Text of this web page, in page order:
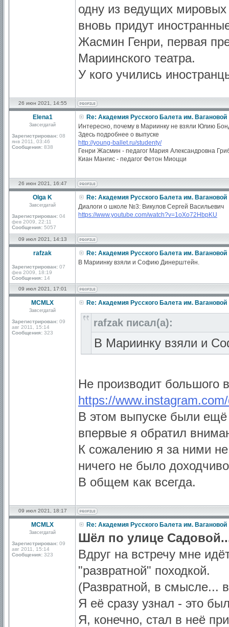
одну из ведущих
вновь придут
Жасмин Генри, первая
Мариинского театра.
У кого учились
26 июн 2021, 14:55
Elena1
Завсегдатай
Зарегистрирован: 08
янв 2011, 03:46
Сообщения: 838
Re: Академия Русского Балета им. Вагановой
Интересно, почему в Мариинку не взяли Юлию
Здесь подробнее о выпуске
http://young-ballet.ru/studenty/
Генри Жасмин - педагог Мария Александровна
Киан Мангис - педагог Фетон Миоцци
26 июн 2021, 16:47
Olga K
Завсегдатай
Зарегистрирован: 04
фев 2009, 22:11
Сообщения: 5057
Re: Академия Русского Балета им. Вагановой
Диалоги о школе №3: Викулов Сергей Васильевич
https://www.youtube.com/watch?v=1oXo72HbpKU
09 июл 2021, 14:13
rafzak
Зарегистрирован: 07
фев 2009, 18:19
Сообщения: 14
Re: Академия Русского Балета им. Вагановой
В Мариинку взяли и Софию Динерштейн.
09 июл 2021, 17:01
MCMLX
Завсегдатай
Зарегистрирован: 09
авг 2011, 15:14
Сообщения: 323
Re: Академия Русского Балета им. Вагановой
rafzak писал(а):
В Мариинку взяли и
Не производит большого
https://
В этом выпуске были
впервые я обратил
К сожалению я за ними
ничего не было
В общем как всегда.
09 июл 2021, 18:17
MCMLX
Завсегдатай
Зарегистрирован: 09
авг 2011, 15:14
Сообщения: 323
Re: Академия Русского Балета им. Вагановой
Шёл по улице
Вдруг на встречу мне
"развратной" походкой.
(Развратной, в смысле...
Я её сразу узнал - это
Я, конечно, стал в неё